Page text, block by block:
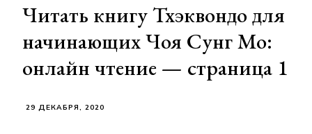
Читать книгу Тхэквондо для
начинающих Чоя Сунг Мо:
онлайн чтение — страница 1
29 ДЕКАБРЯ, 2020